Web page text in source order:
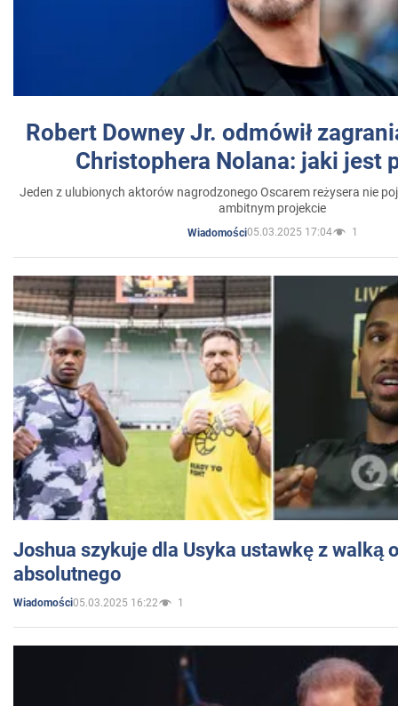
Robert Downey Jr. odmówił
Christophera Nolana: jaki jest
Jeden z ulubionych aktorów nagrodzonego Oscarem reżysera nie
ambitnym projekcie
Wiadomości05.03.2025 17:04 1
Joshua szykuje dla Usyka ustawkę z walką
absolutnego
Wiadomości05.03.2025 16:22 1